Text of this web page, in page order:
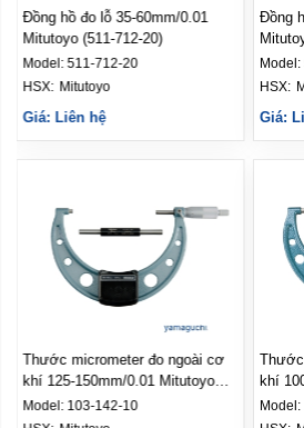
0.01
Đồng hồ đo lỗ 18-35mm/0.01
Mitutoyo (511-711-20)
Model:
Giá: Liên hệ
ngoài cơ
Thước micrometer đo ngoài cơ
khí 100-125mm/0.01 Mitutoyo
(103-141-10)
Model: